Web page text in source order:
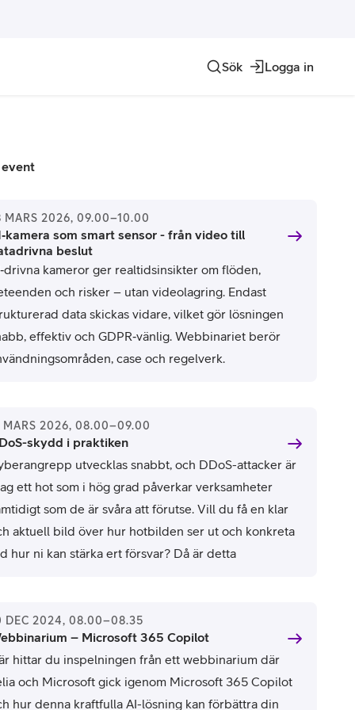
Allt inom IoT
Domännamn
Sök Logga in
event
MARS 2026, 09.00–10.00
som smart sensor - från video till
beslut
kameror ger realtidsinsikter om flöden,
och risker – utan videolagring. Endast
data skickas vidare, vilket gör lösningen
effektiv och GDPR‑vänlig. Webbinariet berör
case och regelverk.
MARS 2026, 08.00–09.00
skydd i praktiken
utvecklas snabbt, och DDoS-attacker är
ett hot som i hög grad påverkar verksamheter
som de är svåra att förutse. Vill du få en klar
aktuell bild över hur hotbilden ser ut och konkreta
hur ni kan stärka ert försvar? Då är detta
presenterad av experter från
rekommendationer kring hur
bör arbeta med DDoS‑skydd.
DEC 2024, 08.00–08.35
– Microsoft 365 Copilot
hittar du inspelningen från ett webbinarium där
och Microsoft gick igenom Microsoft 365 Copilot
hur denna kraftfulla AI-lösning kan förbättra din